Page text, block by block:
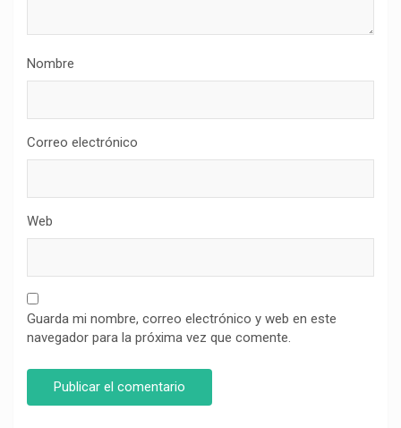
Nombre
Correo electrónico
Web
Guarda mi nombre, correo electrónico y web en este
navegador para la próxima vez que comente.